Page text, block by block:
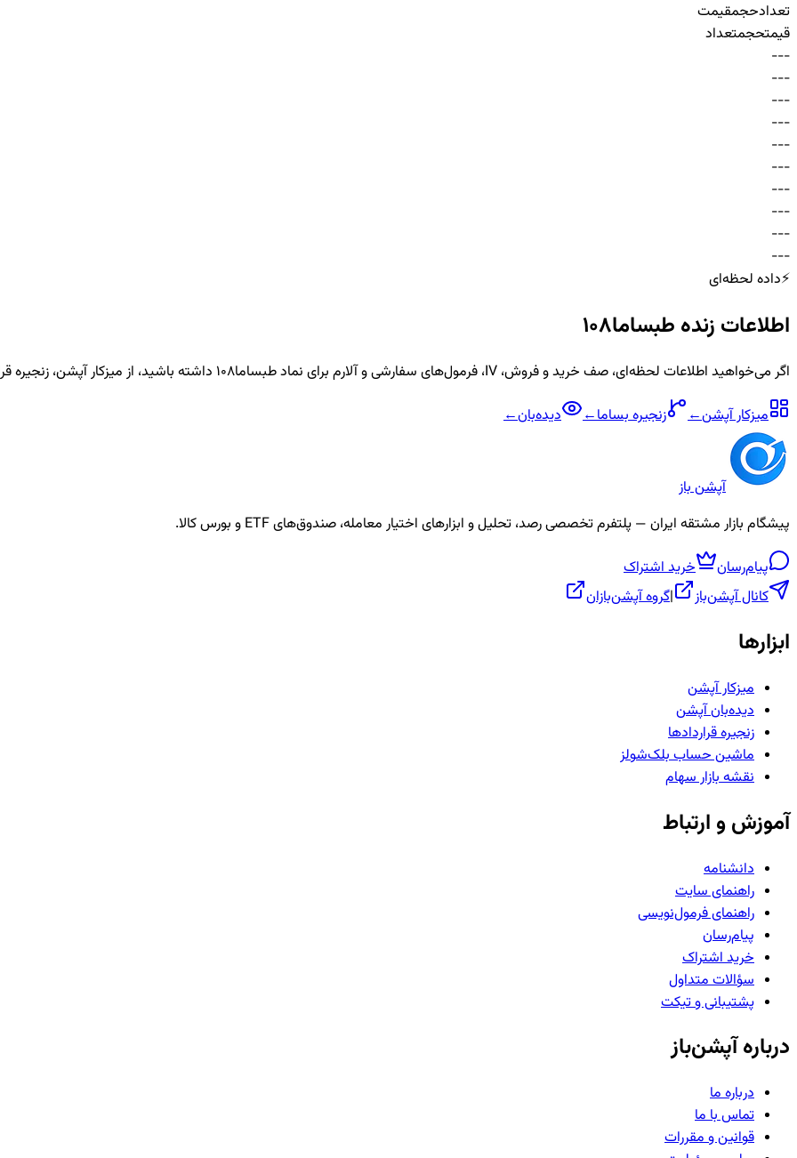
تعدادحجمقیمت
قیمتحجمتعداد
-
-
-
-
-
-
-
-
-
-
-
-
-
-
-
-
-
-
-
-
-
-
-
-
-
-
-
-
-
-
⚡داده لحظه‌ای
اطلاعات زنده طبساما108
اگر می‌خواهید اطلاعات لحظه‌ای، صف خرید و فروش، IV، فرمول‌های سفارشی و آلارم برای نماد طبساما108
داشته باشید، از میزکار آپشن، زنجیره
میزکار آپشن← زنجیرهبساما← دیده‌بان←
آپشن باز
پیشگام بازار مشتقه ایران — پلتفرم تخصصی رصد، تحلیل و ابزارهای اختیار معامله، صندوق‌های ETF و بورس کالا.
پیام‌رسان
خرید اشتراک
کانال آپشن‌باز
|گروه آپشن‌بازان
ابزارها
میزکار آپشن
دیده‌بان آپشن
زنجیره قراردادها
ماشین حساب بلک‌شولز
نقشه بازار سهام
آموزش و ارتباط
دانشنامه
راهنمای سایت
راهنمای فرمول‌نویسی
پیام‌رسان
خرید اشتراک
سؤالات متداول
پشتیبانی و تیکت
درباره آپشن‌باز
درباره ما
تماس با ما
قوانین و مقررات